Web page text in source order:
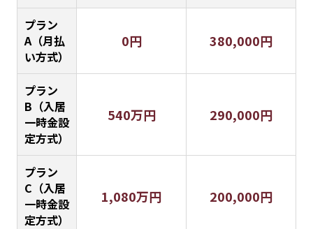
プラン
A（月払
い方式）
0円 380,000円
プラン
B（入居
一時金設
定方式）
540万円 290,000円
プラン
C（入居
一時金設
定方式）
1,080万円 200,000円